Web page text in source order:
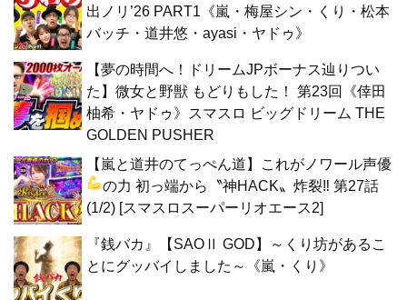
出ノリ’26 PART1《嵐・梅屋シン・くり・松本
バッチ・道井悠・ayasi・ヤドゥ》
【夢の時間へ！ドリームJPボーナス辿りつい
た】微女と野獣 もどりもした！ 第23回《倖田
柚希・ヤドゥ》スマスロ ビッグドリーム THE
GOLDEN PUSHER
【嵐と道井のてっぺん道】これがノワール声優
の力 初っ端から〝神HACK〟炸裂‼ 第27話
(1/2) [スマスロスーパーリオエース2]
『銭バカ』【SAOⅡ GOD】～くり坊があるこ
とにグッバイしました～《嵐・くり》